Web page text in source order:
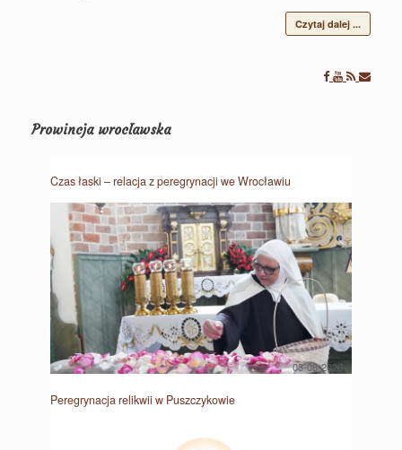
Czytaj dalej ...
Prowincja wrocławska
Czas łaski – relacja z peregrynacji we Wrocławiu
03-08-2026
Peregrynacja relikwii w Puszczykowie